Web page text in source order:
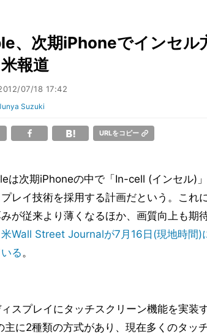
、次期iPhoneでインセル
報道
07/18 17:42
Suzuki
URLをコピー
は次期iPhoneの中で「In-cell (インセル)
レイ技術を採用する計画だという。これ
が従来より薄くなるほか、画質向上も期
米Wall Street Journalが7月16日(現地時間)
る。
スプレイにタッチスクリーン機能を実
主に2種類の方式があり、現在多くのタッ